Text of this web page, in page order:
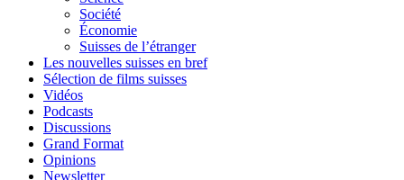
Société
Économie
Suisses de l’étranger
Les nouvelles suisses en bref
Sélection de films suisses
Vidéos
Podcasts
Discussions
Grand Format
Opinions
Newsletter